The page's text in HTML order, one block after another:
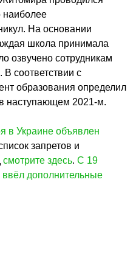
наиболее
На основании
школа принимала
озвучено сотрудникам
соответствии с
образования определил
наступающем 2021-м.
в Украине объявлен
запретов и
смотрите здесь. С 19
дополнительные